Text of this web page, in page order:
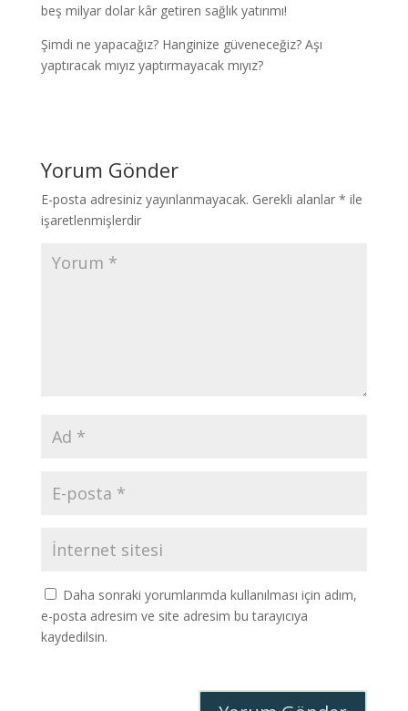
beş milyar dolar kâr getiren sağlık yatırımı!
Şimdi ne yapacağız? Hanginize güveneceğiz? Aşı
yaptıracak mıyız yaptırmayacak mıyız?
Yorum Gönder
E-posta adresiniz yayınlanmayacak. Gerekli alanlar * ile
işaretlenmişlerdir
Daha sonraki yorumlarımda kullanılması için adım,
e-posta adresim ve site adresim bu tarayıcıya
kaydedilsin.